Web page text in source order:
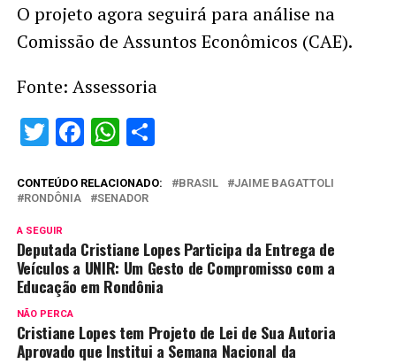
O projeto agora seguirá para análise na
Comissão de Assuntos Econômicos (CAE).
Fonte: Assessoria
Twitter
Facebook
WhatsApp
Share
CONTEÚDO RELACIONADO: BRASIL
JAIME BAGATTOLI
RONDÔNIA
SENADOR
A SEGUIR
Deputada Cristiane Lopes Participa da Entrega de
Veículos a UNIR: Um Gesto de Compromisso com a
Educação em Rondônia
NÃO PERCA
Cristiane Lopes tem Projeto de Lei de Sua Autoria
Aprovado que Institui a Semana Nacional da